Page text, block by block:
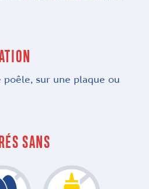
poêle, sur une plaque ou
SANS